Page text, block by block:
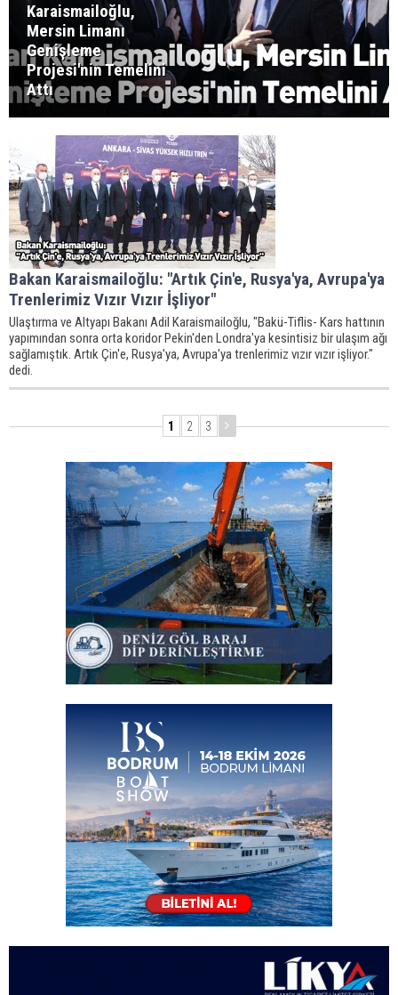
Karaismailoğlu,
Mersin Limanı
Genişleme
Projesi'nin Temelini
Attı
Bakan Karaismailoğlu: "Artık Çin'e, Rusya'ya, Avrupa'ya
Trenlerimiz Vızır Vızır İşliyor"
Ulaştırma ve Altyapı Bakanı Adil Karaismailoğlu, "Bakü-Tiflis- Kars hattının
yapımından sonra orta koridor Pekin'den Londra'ya kesintisiz bir ulaşım ağı
sağlamıştık. Artık Çin'e, Rusya'ya, Avrupa'ya trenlerimiz vızır vızır işliyor."
dedi.
1 2 3